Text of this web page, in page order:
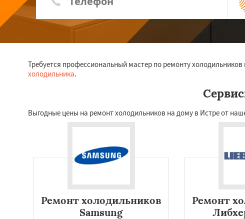
Требуется профессиональный мастер по ремонту
холодильника.
Выгодные цены на ремонт холодильников на дому в Истре от
Ремонт холодильников
Samsung
Ремонт